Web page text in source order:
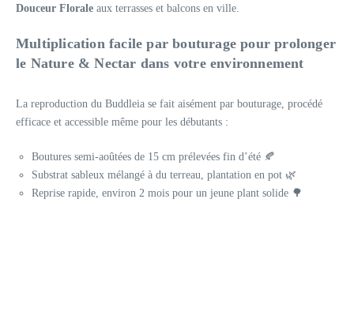
Douceur Florale aux terrasses et balcons en ville.
Multiplication facile par bouturage pour prolonger
le Nature & Nectar dans votre environnement
La reproduction du Buddleia se fait aisément par bouturage, procédé
efficace et accessible même pour les débutants :
Boutures semi-aoûtées de 15 cm prélevées fin d’été 🍂
Substrat sableux mélangé à du terreau, plantation en pot 🌿
Reprise rapide, environ 2 mois pour un jeune plant solide 🌳